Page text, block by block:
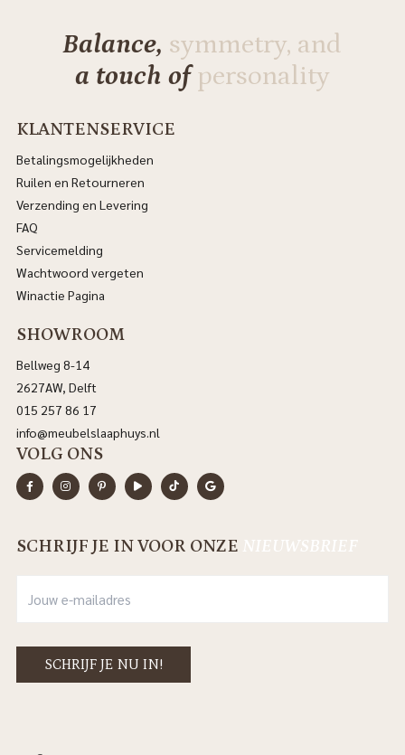
Balance, symmetry, and
a touch ofpersonality
KLANTENSERVICE
Betalingsmogelijkheden
Ruilen en Retourneren
Verzending en Levering
FAQ
Servicemelding
Wachtwoord vergeten
Winactie Pagina
SHOWROOM
Bellweg 8-14
2627AW, Delft
015 257 86 17
info@meubelslaaphuys.nl
VOLG ONS
SCHRIJF JE IN VOOR ONZE NIEUWSBRIEF